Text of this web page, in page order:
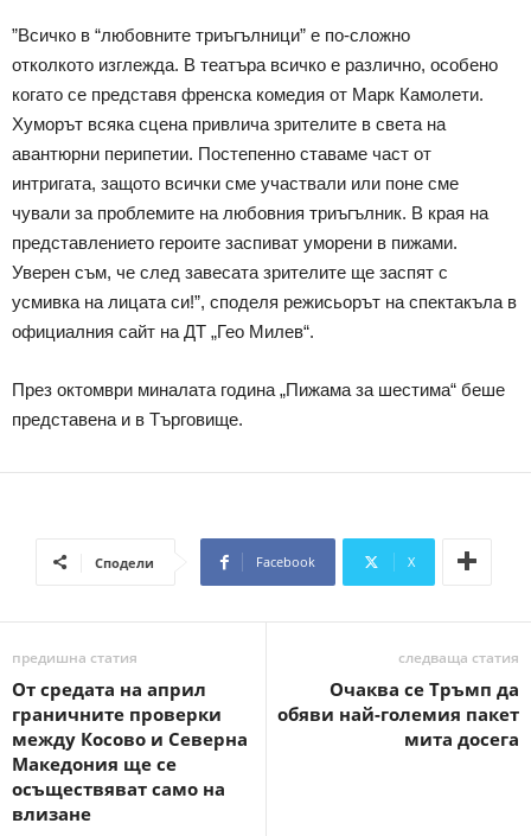
”Всичко в “любовните триъгълници” е по-сложно
отколкото изглежда. В театъра всичко е различно, особено
когато се представя френска комедия от Марк Камолети.
Хуморът всяка сцена привлича зрителите в света на
авантюрни перипетии. Постепенно ставаме част от
интригата, защото всички сме участвали или поне сме
чували за проблемите на любовния триъгълник. В края на
представлението героите заспиват уморени в пижами.
Уверен съм, че след завесата зрителите ще заспят с
усмивка на лицата си!”, споделя режисьорът на спектакъла в
официалния сайт на ДТ „Гео Милев“.
През октомври миналата година „Пижама за шестима“ беше
представена и в Търговище.
Сподели Facebook X
предишна статия
От средата на април
граничните проверки
между Косово и Северна
Македония ще се
осъществяват само на
влизане
следваща статия
Очаква се Тръмп да
обяви най-големия пакет
мита досега